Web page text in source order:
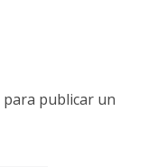
para publicar un